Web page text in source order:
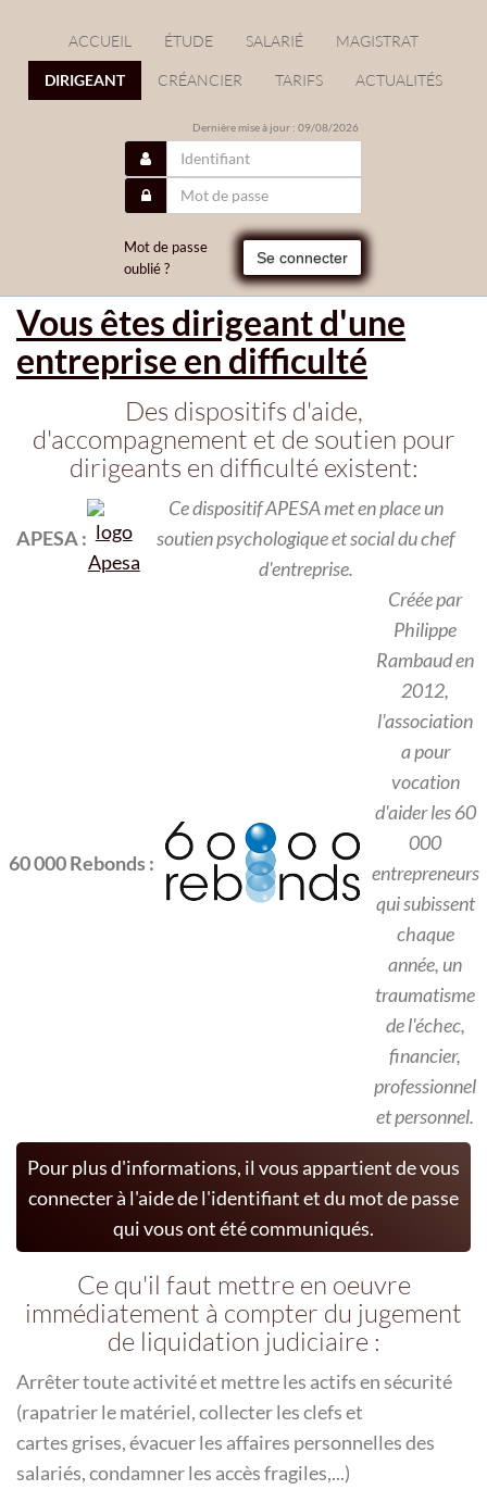
ACCUEIL ÉTUDE SALARIÉ MAGISTRAT
DIRIGEANT CRÉANCIER TARIFS ACTUALITÉS
Dernière mise à jour : 09/08/2026
Mot de passe
oublié ?
Se connecter
Vous êtes dirigeant d'une
entreprise en difficulté
Des dispositifs d'aide,
d'accompagnement et de soutien pour
dirigeants en difficulté existent:
APESA :
Ce dispositif APESA met en place un
soutien psychologique et social du chef
d'entreprise.
60 000 Rebonds :
Créée par
Philippe
Rambaud en
2012,
l'association
a pour
vocation
d'aider les 60
000
entrepreneurs
qui subissent
chaque
année, un
traumatisme
de l'échec,
financier,
professionnel
et personnel.
Pour plus d'informations, il vous appartient de vous
connecter à l'aide de l'identifiant et du mot de passe
qui vous ont été communiqués.
Ce qu'il faut mettre en oeuvre
immédiatement à compter du jugement
de liquidation judiciaire :
Arrêter toute activité et mettre les actifs en sécurité
(rapatrier le matériel, collecter les clefs et
cartes grises, évacuer les affaires personnelles des
salariés, condamner les accès fragiles,...)